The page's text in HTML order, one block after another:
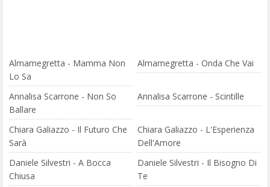
Almamegretta - Mamma Non
Lo Sa
Almamegretta - Onda Che Vai
Annalisa Scarrone - Non So
Ballare
Annalisa Scarrone - Scintille
Chiara Galiazzo - Il Futuro Che
Sarà
Chiara Galiazzo - L'Esperienza
Dell'Amore
Daniele Silvestri - A Bocca
Chiusa
Daniele Silvestri - Il Bisogno Di
Te